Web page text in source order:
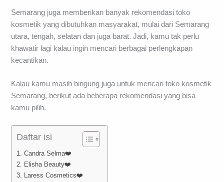
Semarang juga memberikan banyak rekomendasi toko
kosmetik yang dibutuhkan masyarakat, mulai dari Semarang
utara, tengah, selatan dan juga barat. Jadi, kamu tak perlu
khawatir lagi kalau ingin mencari berbagai perlengkapan
kecantikan.
Kalau kamu masih bingung juga untuk mencari toko kosmetik
Semarang, berikut ada beberapa rekomendasi yang bisa
kamu pilih.
Daftar isi
1. Candra Selma❤️
2. Elisha Beauty❤️
3. Laress Cosmetics❤️